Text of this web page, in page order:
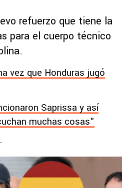
refuerzo que tiene la
para el cuerpo técnico
vez que Honduras jugó
Saprissa y así
muchas cosas"